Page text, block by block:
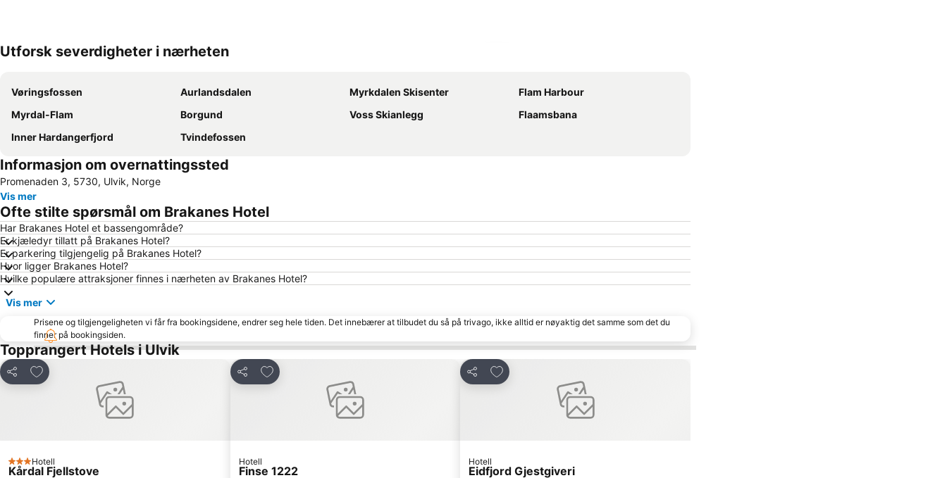
Utforsk severdigheter i nærheten
Vøringsfossen Aurlandsdalen Myrkdalen Skisenter
Flam Harbour
Myrdal-Flam
Borgund Voss Skianlegg
Flaamsbana
Inner Hardangerfjord
Tvindefossen
Informasjon om overnattingssted
Promenaden 3, 5730, Ulvik, Norge
Vis mer
Ofte stilte spørsmål om Brakanes Hotel
Har Brakanes Hotel et bassengområde?
Er kjæledyr tillatt på Brakanes Hotel?
Er parkering tilgjengelig på Brakanes Hotel?
Hvor ligger Brakanes Hotel?
Hvilke populære attraksjoner finnes i nærheten av Brakanes Hotel?
Vis mer
Prisene og tilgjengeligheten vi får fra bookingsidene, endrer seg hele tiden. Det innebærer at tilbudet du så på trivago, ikke alltid er nøyaktig det samme som det du
finner på bookingsiden.
Topprangert Hotels i Ulvik
Del
Legg til i favoritter
3 Stjerner
Hotell
Kårdal Fjellstove
Del
Legg til i favoritter
Hotell
Finse 1222
Del
Legg til i favoritter
Hotell
Eidfjord Gjestgiveri